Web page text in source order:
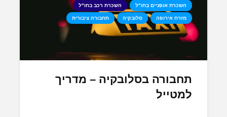
השכרת אופניים בחו"ל השכרת רכב בחו"ל
מזרח אירופה סלובקיה תחבורה ציבורית
תחבורה בסלובקיה – מדריך
למטייל